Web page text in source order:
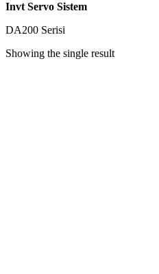
Invt Servo Sistem
DA200 Serisi
Showing the single result